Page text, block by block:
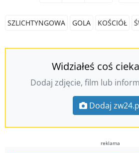
SZLICHTYNGOWA GOLA KOŚCIÓŁ
Widziałeś coś
Dodaj zdjęcie, film lub
Dodaj
reklama